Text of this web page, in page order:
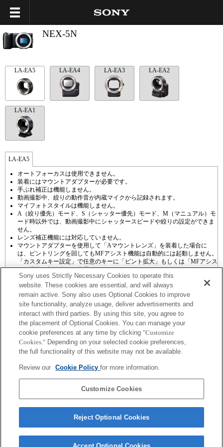
NEX-5N
LA-EA5 LA-EA4 LA-EA3 LA-EA2
LA-EA1
LA-EA5
オートフォーカスは使用できません。
装着にはマウントアダプターが必要です。
手ぶれ補正は機能しません。
動画撮影中、絞りの動作音が内蔵マイクから記録されます。
マイフォトスタイルは機能しません。
A（絞り優先）モード、S（シャッター優先）モード、M（マニュアル）モ
ード時以外では、動画撮影中にシャッタースピードや絞りの設定ができま
せん。
レンズ補正機能には対応していません。
マウントアダプターを使用して「Aマウントレンズ」を装着した場合に
は、ピントリングを回してもMFアシスト機能は自動的には起動しません。
「カスタムキー設定」で任意のキーに「ピント拡大」もしくは「MFアシス
ト」機能を割り当てて使用してください
プレスリリース
ご利用条件
環境情報
クッキーポリシー
Sony uses Strictly Necessary Cookies to operate this
website. These cookies are essential, and will always
remain active. Sony also uses Optional Cookies to improve
site functionality, analyze usage, deliver advertisements and
interact with third parties. By using this site, you agree to
the placement of Optional Cookies. You can manage your
cookie preferences at any time by clicking "Customize
Cookies." Depending on your selected cookie preferences,
the full functionality of this website may not be available.
Review our Cookie Policyfor more information.
Customize Cookies
Reject Optional Cookies